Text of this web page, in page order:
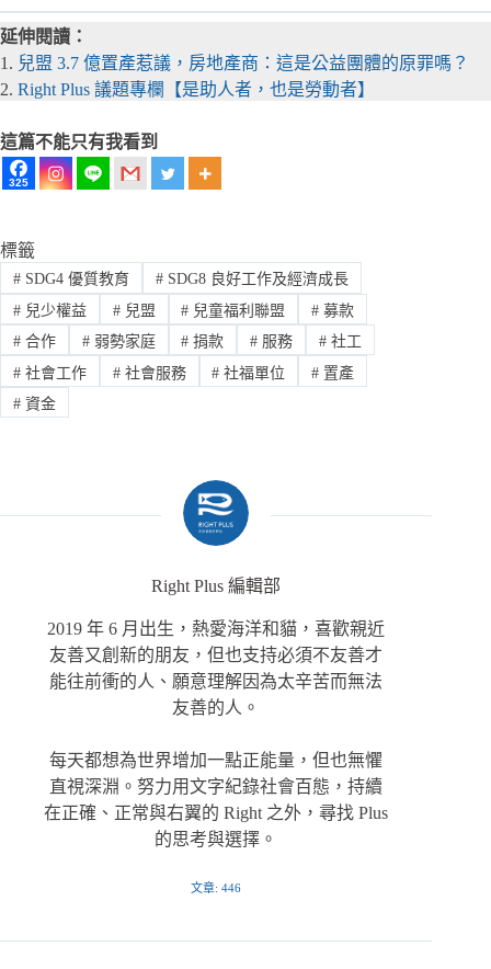
延伸閱讀：
1. 兒盟 3.7 億置產惹議，房地產商：這是公益團體的原罪嗎？
2. Right Plus 議題專欄【是助人者，也是勞動者】
這篇不能只有我看到
325
標籤
#SDG4 優質教育 #SDG8 良好工作及經濟成長
#兒少權益 #兒盟 # 兒童福利聯盟 # 募款
#合作 #弱勢家庭 # 捐款 # 服務 # 社工
#社會工作 #社會服務 # 社福單位 # 置產
#資金
Right Plus 編輯部
2019 年 6 月出生，熱愛海洋和貓，喜歡親近
友善又創新的朋友，但也支持必須不友善才
能往前衝的人、願意理解因為太辛苦而無法
友善的人。
每天都想為世界增加一點正能量，但也無懼
直視深淵。努力用文字紀錄社會百態，持續
在正確、正常與右翼的 Right 之外，尋找 Plus
的思考與選擇。
文章: 446